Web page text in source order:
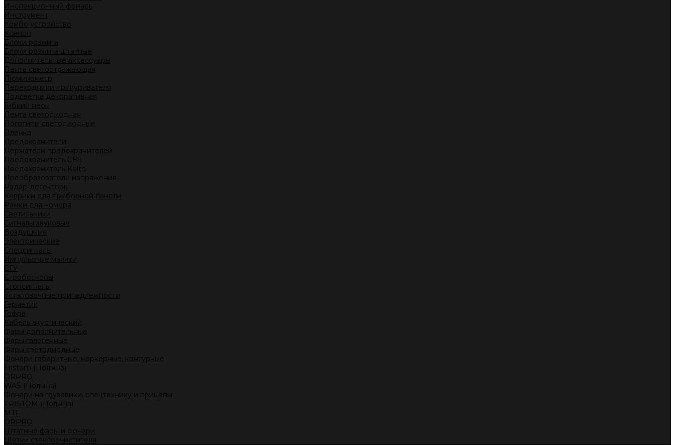
Инспекционный фонарь
Инструмент
Комбо устройство
Ксенон
Блоки розжига
Блоки розжига штатные
Дополнительные аксессуары
Лента светоотражающая
Люминометр
Переходники прикуривателя
Подсветка декоративная
Гибкий неон
Лента светодиодная
Логотипы светодиодные
Пленка
Предохранители
Держатели предохранителей
Предохранитель CBT
Предохранитель Koito
Преобразователи напряжения
Радар-детекторы
Коврики для приборной панели
Рамки для номера
Светильники
Сигналы звуковые
Воздушные
Электрические
Спецсигналы
Импульсные маячки
СГУ
Стробоскопы
Стопсигналы
Установочные принадлежности
Герметик
Гофра
Кабель акустический
Фары дополнительные
Фары галогенные
Фары светодиодные
Фонари габаритные, маркерные, контурные
Fristom (Польша)
ORPRO
WAS (Польша)
Фонари на грузовики, спецтехнику и прицепы
FRISTOM (Польша)
MTF
ORPRO
Штатные фары и фонари
Щетки стеклоочистителя